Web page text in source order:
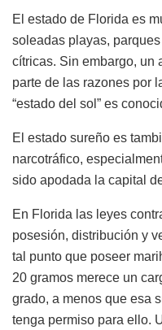
El estado de Florida es
soleadas playas,
cítricas. Sin embargo, un
parte de las razones por
“estado del sol” es
El estado sureño es
narcotráfico,
sido apodada la capital
En Florida las leyes
posesión, distribución y
tal punto que poseer
20 gramos merece un
grado, a menos que esa
tenga permiso para ello.